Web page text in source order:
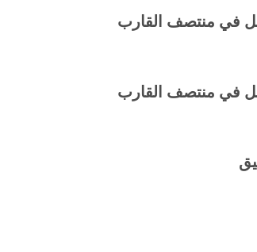
في منتصف القارب
في منتصف القارب